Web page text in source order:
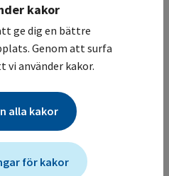
/ Onkologisk klinik,
lungcancer där
+ Pembrolizumab +
för vårdgivare
05-05)
kakor
ge dig en bättre
Genom att surfa
vi använder kakor.
alla kakor
för kakor